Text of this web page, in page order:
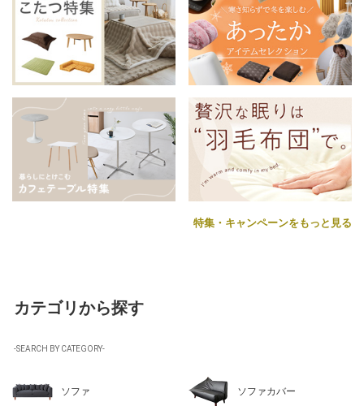
特集・キャンペーンをもっと見る
カテゴリから探す
-SEARCH BY CATEGORY-
ソファ ソファカバー